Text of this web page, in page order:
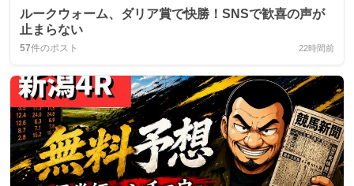
ルークウォーム、ダリア賞で快勝！SNSで歓喜の声が
止まらない
57件のポスト 22時間前